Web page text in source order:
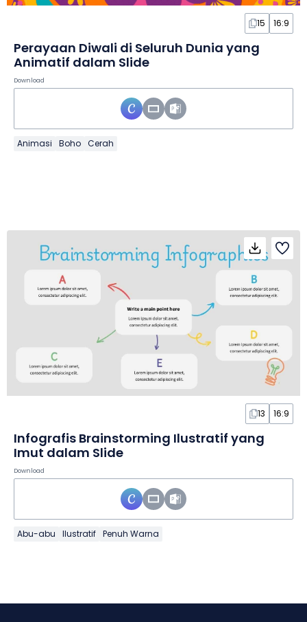
15 16:9
Perayaan Diwali di Seluruh Dunia yang
Animatif dalam Slide
Download
Animasi Boho Cerah
13 16:9
Infografis Brainstorming Ilustratif yang
Imut dalam Slide
Download
Abu-abu Ilustratif Penuh Warna